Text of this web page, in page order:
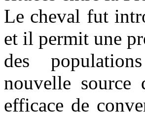
Le cheval fut
et il permit une
des
nouvelle source
efficace de